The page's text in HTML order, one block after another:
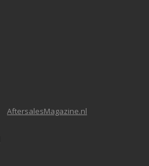
AftersalesMagazine.nl